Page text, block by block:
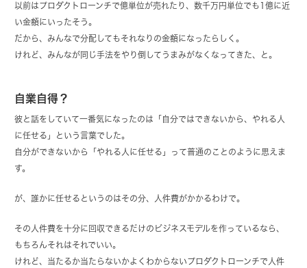
以前はプロダクトローンチで億単位が売れたり、数千万円単位でも1億に近
い金額にいったそう。
だから、みんなで分配してもそれなりの金額になったらしく。
けれど、みんなが同じ手法をやり倒してうまみがなくなってきた、と。
自業自得？
彼と話をしていて一番気になったのは「自分ではできないから、やれる人
に任せる」という言葉でした。
自分ができないから「やれる人に任せる」って普通のことのように思えま
す。
が、誰かに任せるというのはその分、人件費がかかるわけで。
その人件費を十分に回収できるだけのビジネスモデルを作っているなら、
もちろんそれはそれでいい。
けれど、当たるか当たらないかよくわからないプロダクトローンチで人件